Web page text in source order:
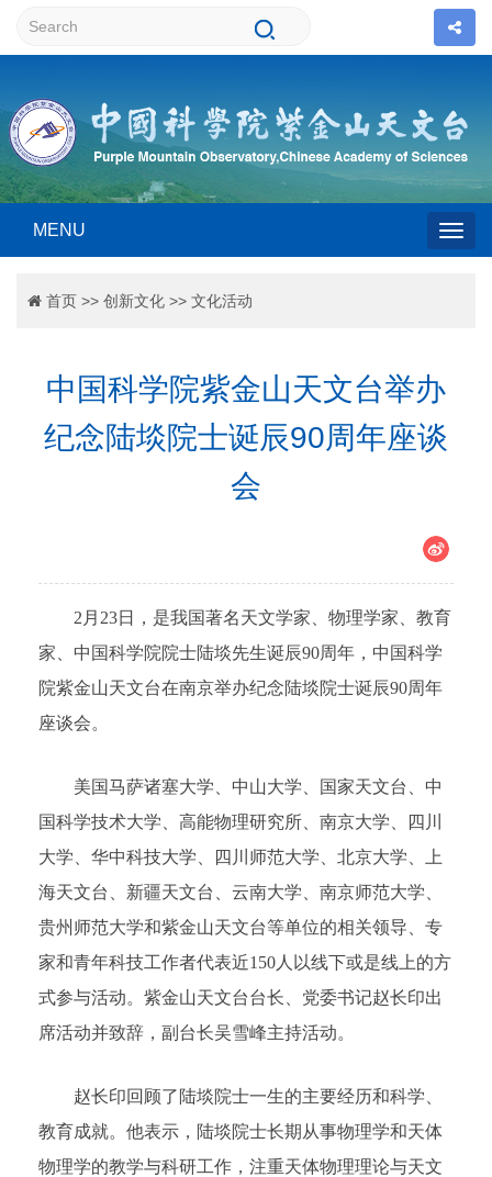
MENU
首页 >> 创新文化 >> 文化活动
中国科学院紫金山天文台举办
纪念陆埮院士诞辰90周年座谈
会
2月23日，是我国著名天文学家、物理学家、教育
家、中国科学院院士陆埮先生诞辰90周年，中国科学
院紫金山天文台在南京举办纪念陆埮院士诞辰90周年
座谈会。
美国马萨诸塞大学、中山大学、国家天文台、中
国科学技术大学、高能物理研究所、南京大学、四川
大学、华中科技大学、四川师范大学、北京大学、上
海天文台、新疆天文台、云南大学、南京师范大学、
贵州师范大学和紫金山天文台等单位的相关领导、专
家和青年科技工作者代表近150人以线下或是线上的方
式参与活动。紫金山天文台台长、党委书记赵长印出
席活动并致辞，副台长吴雪峰主持活动。
赵长印回顾了陆埮院士一生的主要经历和科学、
教育成就。他表示，陆埮院士长期从事物理学和天体
物理学的教学与科研工作，注重天体物理理论与天文